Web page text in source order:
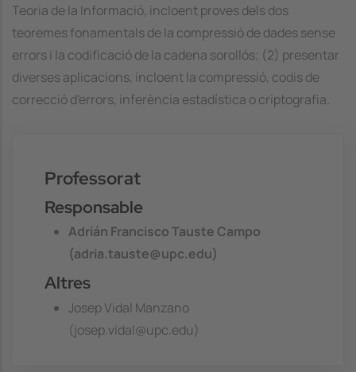
Teoria de la Informació, incloent proves dels dos
teoremes fonamentals de la compressió de dades sense
errors i la codificació de la cadena sorollós; (2) presentar
diverses aplicacions, incloent la compressió, codis de
correcció d'errors, inferència estadística o criptografia.
Professorat
Responsable
Adrián Francisco Tauste Campo
(adria.tauste@upc.edu)
Altres
Josep Vidal Manzano
(josep.vidal@upc.edu)